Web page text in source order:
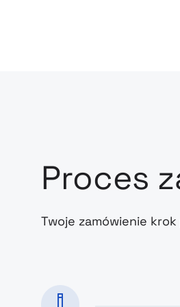
Proces
Twoje zamówienie